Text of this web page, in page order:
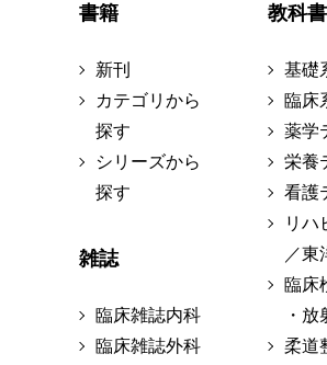
書籍
新刊
カテゴリから
探す
シリーズから
探す
雑誌
臨床雑誌内科
臨床雑誌外科
教科書
基礎
臨床
薬学
栄養
看護
リハ
／東
臨床
・
柔道